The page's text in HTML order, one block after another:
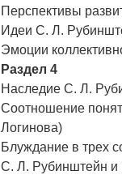
Перспективы
Идеи С. Л.
Эмоции
Раздел 4
Наследие С. Л.
Соотношение
Логинова)
Блуждание в трех
С. Л. Рубинштейн и